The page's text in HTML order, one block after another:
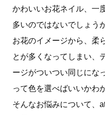
かわいいお花ネイル、一
多いのではないでしょうか
お花のイメージから、柔
とが多くなってしまい、
ージがついつい同じにな
って色を選べばいいかわ
そんなお悩みについて、